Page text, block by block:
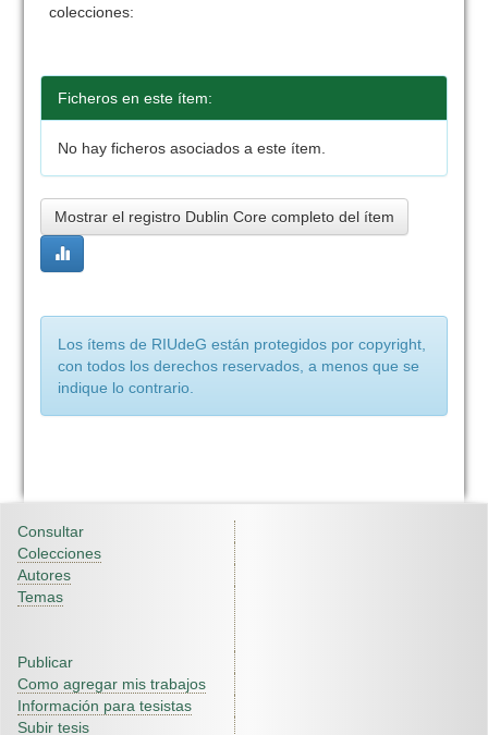
colecciones:
Ficheros en este ítem:
No hay ficheros asociados a este ítem.
Mostrar el registro Dublin Core completo del ítem
Los ítems de RIUdeG están protegidos por copyright,
con todos los derechos reservados, a menos que se
indique lo contrario.
Consultar
Colecciones
Autores
Temas
Publicar
Como agregar mis trabajos
Información para tesistas
Subir tesis